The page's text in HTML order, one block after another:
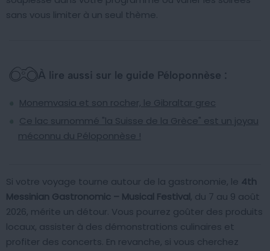
sans vous limiter à un seul thème.
À lire aussi sur le guide Péloponnèse :
Monemvasia et son rocher, le Gibraltar grec
Ce lac surnommé "la Suisse de la Grèce" est un joyau
méconnu du Péloponnèse !
Si votre voyage tourne autour de la gastronomie, le 4th
Messinian Gastronomic – Musical Festival, du 7 au 9 août
2026, mérite un détour. Vous pourrez goûter des produits
locaux, assister à des démonstrations culinaires et
profiter des concerts. En revanche, si vous cherchez